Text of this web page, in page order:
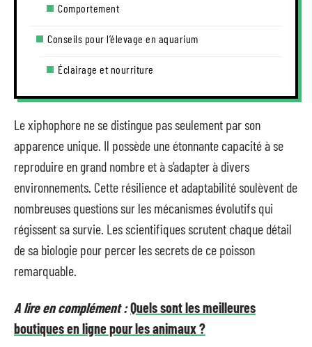
Comportement
Conseils pour l’élevage en aquarium
Éclairage et nourriture
Le xiphophore ne se distingue pas seulement par son
apparence unique. Il possède une étonnante capacité à se
reproduire en grand nombre et à s’adapter à divers
environnements. Cette résilience et adaptabilité soulèvent de
nombreuses questions sur les mécanismes évolutifs qui
régissent sa survie. Les scientifiques scrutent chaque détail
de sa biologie pour percer les secrets de ce poisson
remarquable.
A lire en complément :Quels sont les meilleures
boutiques en ligne pour les animaux ?